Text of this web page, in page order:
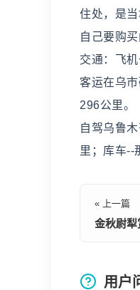
住处，是当
自己要购
交通：飞
客运在乌
296公里。
自驾乌鲁
里；库车--
« 上一篇
金秋尉犁
用户